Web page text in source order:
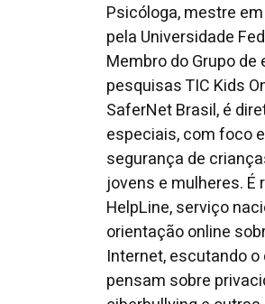
Psicóloga, mestre
pela Universidade
Membro do Grupo
pesquisas TIC Kids
SaferNet Brasil, é
especiais, com foco
segurança de
jovens e mulheres. É
HelpLine, serviço
orientação online
Internet, escutando
pensam sobre